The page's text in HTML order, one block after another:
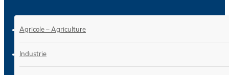
Agricole – Agriculture
Industrie